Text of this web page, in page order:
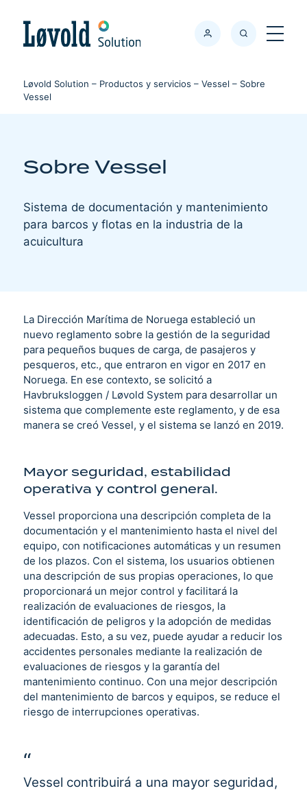
SøkMeny
Løvold Solution – Productos y servicios – Vessel – Sobre
Vessel
Sobre Vessel
Sistema de documentación y mantenimiento
para barcos y flotas en la industria de la
acuicultura
La Dirección Marítima de Noruega estableció un
nuevo reglamento sobre la gestión de la seguridad
para pequeños buques de carga, de pasajeros y
pesqueros, etc., que entraron en vigor en 2017 en
Noruega. En ese contexto, se solicitó a
Havbruksloggen / Løvold System para desarrollar un
sistema que complemente este reglamento, y de esa
manera se creó Vessel, y el sistema se lanzó en 2019.
Mayor seguridad, estabilidad
operativa y control general.
Vessel proporciona una descripción completa de la
documentación y el mantenimiento hasta el nivel del
equipo, con notificaciones automáticas y un resumen
de los plazos. Con el sistema, los usuarios obtienen
una descripción de sus propias operaciones, lo que
proporcionará un mejor control y facilitará la
realización de evaluaciones de riesgos, la
identificación de peligros y la adopción de medidas
adecuadas. Esto, a su vez, puede ayudar a reducir los
accidentes personales mediante la realización de
evaluaciones de riesgos y la garantía del
mantenimiento continuo. Con una mejor descripción
del mantenimiento de barcos y equipos, se reduce el
riesgo de interrupciones operativas.
Vessel contribuirá a una mayor seguridad,